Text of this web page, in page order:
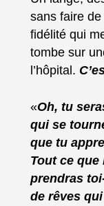
sans faire
fidélité qui
tombe sur
l’hôpital.
«Oh, tu
qui se
que tu
Tout ce que
prendras
de rêves